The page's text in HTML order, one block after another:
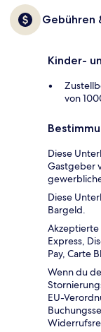
Gebühren
Kinder-
von
Diese
Gastgeber
Diese
Bargeld.
Akzeptierte
Express,
Pay, Carte
Wenn du
EU-